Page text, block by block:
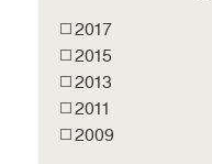
2017
2015
2013
2011
2009